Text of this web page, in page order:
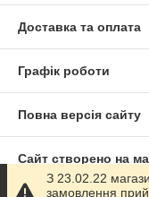
Доставка та оплата
Графік роботи
Повна версія сайту
Сайт створено на
З 23.02.22
замовлення